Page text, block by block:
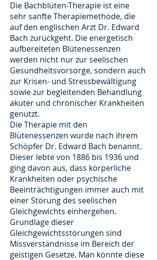
Die Bachblüten-Therapie ist eine
sehr sanfte Therapiemethode, die
auf den englischen Arzt Dr. Edward
Bach zurückgeht. Die energetisch
aufbereiteten Blütenessenzen
werden nicht nur zur seelischen
Gesundheitsvorsorge, sondern auch
zur Krisen- und Stressbewältigung
sowie zur begleitenden Behandlung
akuter und chronischer Krankheiten
genutzt.
Die Therapie mit den
Blütenessenzen wurde nach ihrem
Schöpfer Dr. Edward Bach benannt.
Dieser lebte von 1886 bis 1936 und
ging davon aus, dass körperliche
Krankheiten oder psychische
Beeinträchtigungen immer auch mit
einer Störung des seelischen
Gleichgewichts einhergehen.
Grundlage dieser
Gleichgewichtsstörungen sind
Missverständnisse im Bereich der
geistigen Gesetze. Man könnte diese